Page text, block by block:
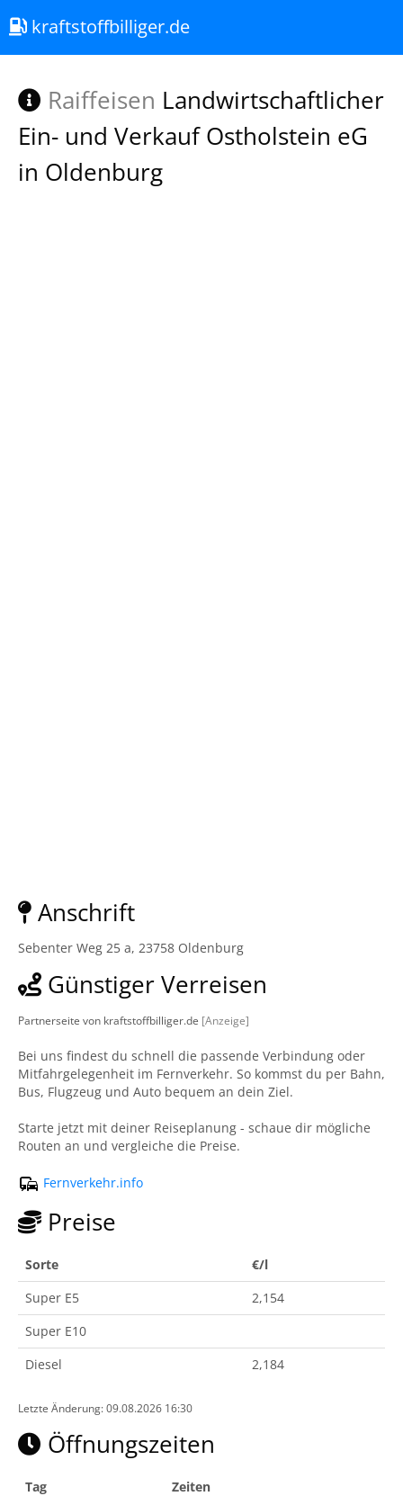
kraftstoffbilliger.de
Raiffeisen Landwirtschaftlicher
Ein- und Verkauf Ostholstein eG
in Oldenburg
Anschrift
Sebenter Weg 25 a, 23758 Oldenburg
Günstiger Verreisen
Partnerseite von kraftstoffbilliger.de [Anzeige]
Bei uns findest du schnell die passende Verbindung oder
Mitfahrgelegenheit im Fernverkehr. So kommst du per Bahn,
Bus, Flugzeug und Auto bequem an dein Ziel.
Starte jetzt mit deiner Reiseplanung - schaue dir mögliche
Routen an und vergleiche die Preise.
Fernverkehr.info
Preise
Sorte
€/l
Super E5
2,154
Super E10
Diesel
2,184
Letzte Änderung: 09.08.2026 16:30
Öffnungszeiten
Tag
Zeiten